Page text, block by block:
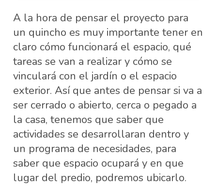
A la hora de pensar el proyecto para
un quincho es muy importante tener en
claro cómo funcionará el espacio, qué
tareas se van a realizar y cómo se
vinculará con el jardín o el espacio
exterior. Así que antes de pensar si va a
ser cerrado o abierto, cerca o pegado a
la casa, tenemos que saber que
actividades se desarrollaran dentro y
un programa de necesidades, para
saber que espacio ocupará y en que
lugar del predio, podremos ubicarlo.